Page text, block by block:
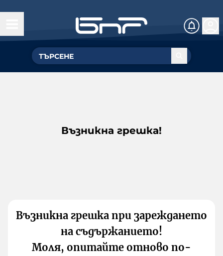
Възникна грешка!
Възникна грешка при зареждането
на съдържанието!
Моля, опитайте отново по-